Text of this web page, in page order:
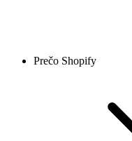
Prečo Shopify